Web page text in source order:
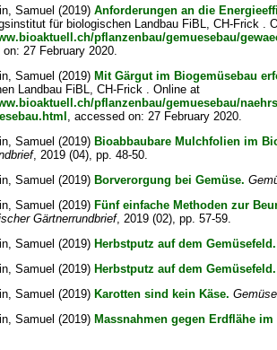
Samuel (2019)Anforderungen an die
für biologischen Landbau FiBL, CH-Frick .
pflanzenbau/gemuesebau/
27 February 2020.
Samuel (2019) Mit Gärgut im Biogemüsebau
Landbau FiBL, CH-Frick . Online at
pflanzenbau/gemuesebau/
, accessed on: 27 February 2020.
Samuel (2019) Bioabbaubare Mulchfolien im
, 2019 (04), pp. 48-50.
Samuel (2019) Borverorgung bei Gemüse.
Samuel (2019) Fünf einfache Methoden zur
Gärtnerrundbrief, 2019 (02), pp. 57-59.
Samuel (2019) Herbstputz auf dem Gemüsefeld.
Samuel (2019) Herbstputz auf dem Gemüsefeld.
Samuel (2019) Karotten sind kein Käse.
Samuel (2019) Massnahmen gegen Erdflähe